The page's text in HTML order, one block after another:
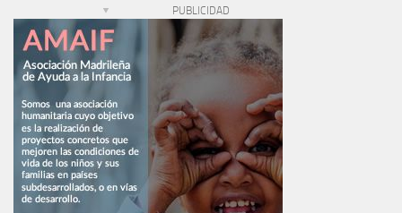
PUBLICIDAD